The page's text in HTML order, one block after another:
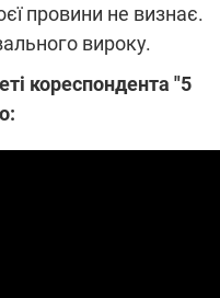
провини не визнає.
вироку.
кореспондента "5